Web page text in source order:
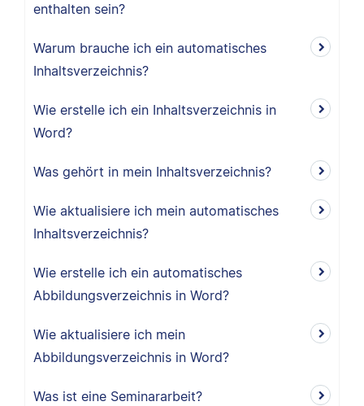
enthalten sein?
Warum brauche ich ein automatisches
Inhaltsverzeichnis?
Wie erstelle ich ein Inhaltsverzeichnis in
Word?
Was gehört in mein Inhaltsverzeichnis?
Wie aktualisiere ich mein automatisches
Inhaltsverzeichnis?
Wie erstelle ich ein automatisches
Abbildungsverzeichnis in Word?
Wie aktualisiere ich mein
Abbildungsverzeichnis in Word?
Was ist eine Seminararbeit?